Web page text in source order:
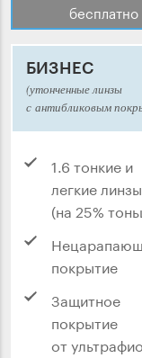
бесплатно
БИЗНЕС
(утонченные линзы
с антибликовым
1.6 тонкие и
легкие линзы
(на 25%
покрытие
Защитное
покрытие
от